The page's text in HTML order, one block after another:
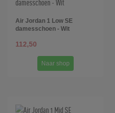
Air Jordan 1 Low SE
damesschoen - Wit
112,50
Naar shop